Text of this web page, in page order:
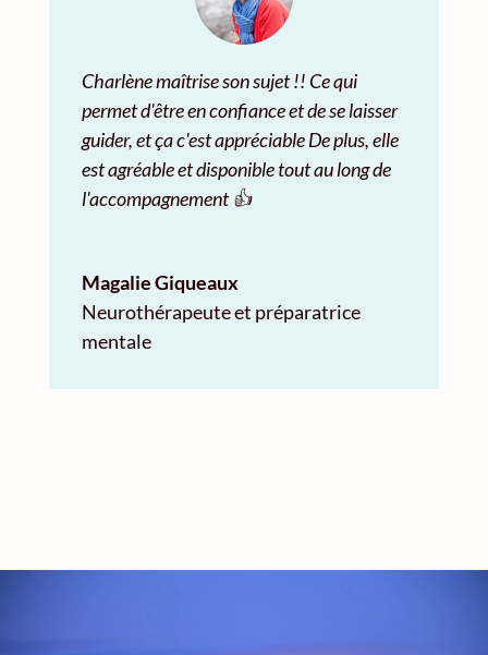
Charlène maîtrise son sujet !! Ce qui
permet d'être en confiance et de se laisser
guider, et ça c'est appréciable De plus, elle
est agréable et disponible tout au long de
l'accompagnement 👍
Magalie Giqueaux
Neurothérapeute et préparatrice
mentale